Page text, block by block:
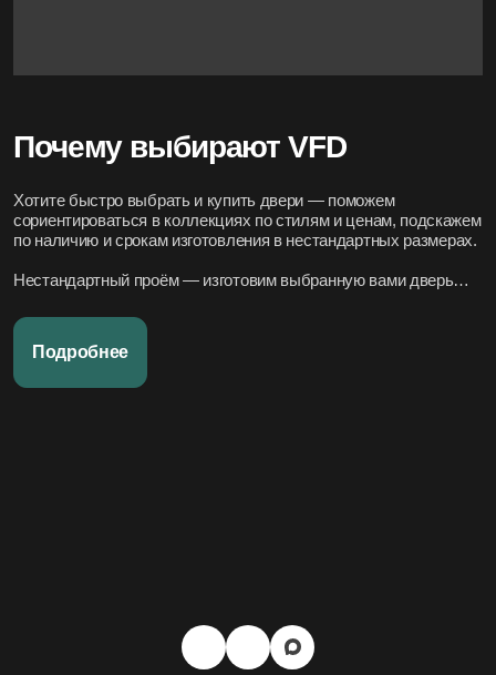
Почему выбирают VFD
Хотите быстро выбрать и купить двери — поможем
сориентироваться в коллекциях по стилям и ценам, подскажем
по наличию и срокам изготовления в нестандартных размерах.
Нестандартный проём — изготовим выбранную вами дверь
подходящие модели по дизайн-проекту или по фото.
Подробнее